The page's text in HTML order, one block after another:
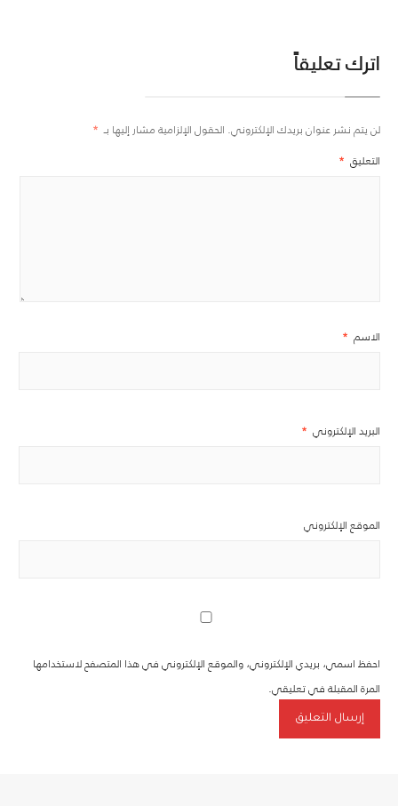
اترك تعليقاً
لن يتم نشر عنوان بريدك الإلكتروني. الحقول الإلزامية مشار إليها بـ *
التعليق *
الاسم *
البريد الإلكتروني *
الموقع الإلكتروني
احفظ اسمي، بريدي الإلكتروني، والموقع الإلكتروني في هذا المتصفح لاستخدامها
المرة المقبلة في تعليقي.